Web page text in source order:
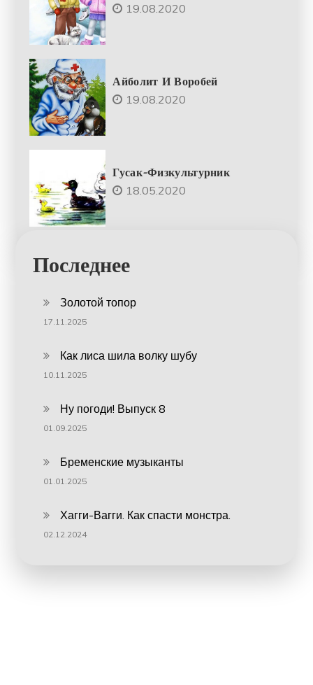
19.08.2020
Айболит И Воробей
19.08.2020
Гусак-Физкультурник
18.05.2020
Последнее
Золотой топор
17.11.2025
Как лиса шила волку шубу
10.11.2025
Ну погоди! Выпуск 8
01.09.2025
Бременские музыканты
01.01.2025
Хагги-Вагги. Как спасти монстра.
02.12.2024